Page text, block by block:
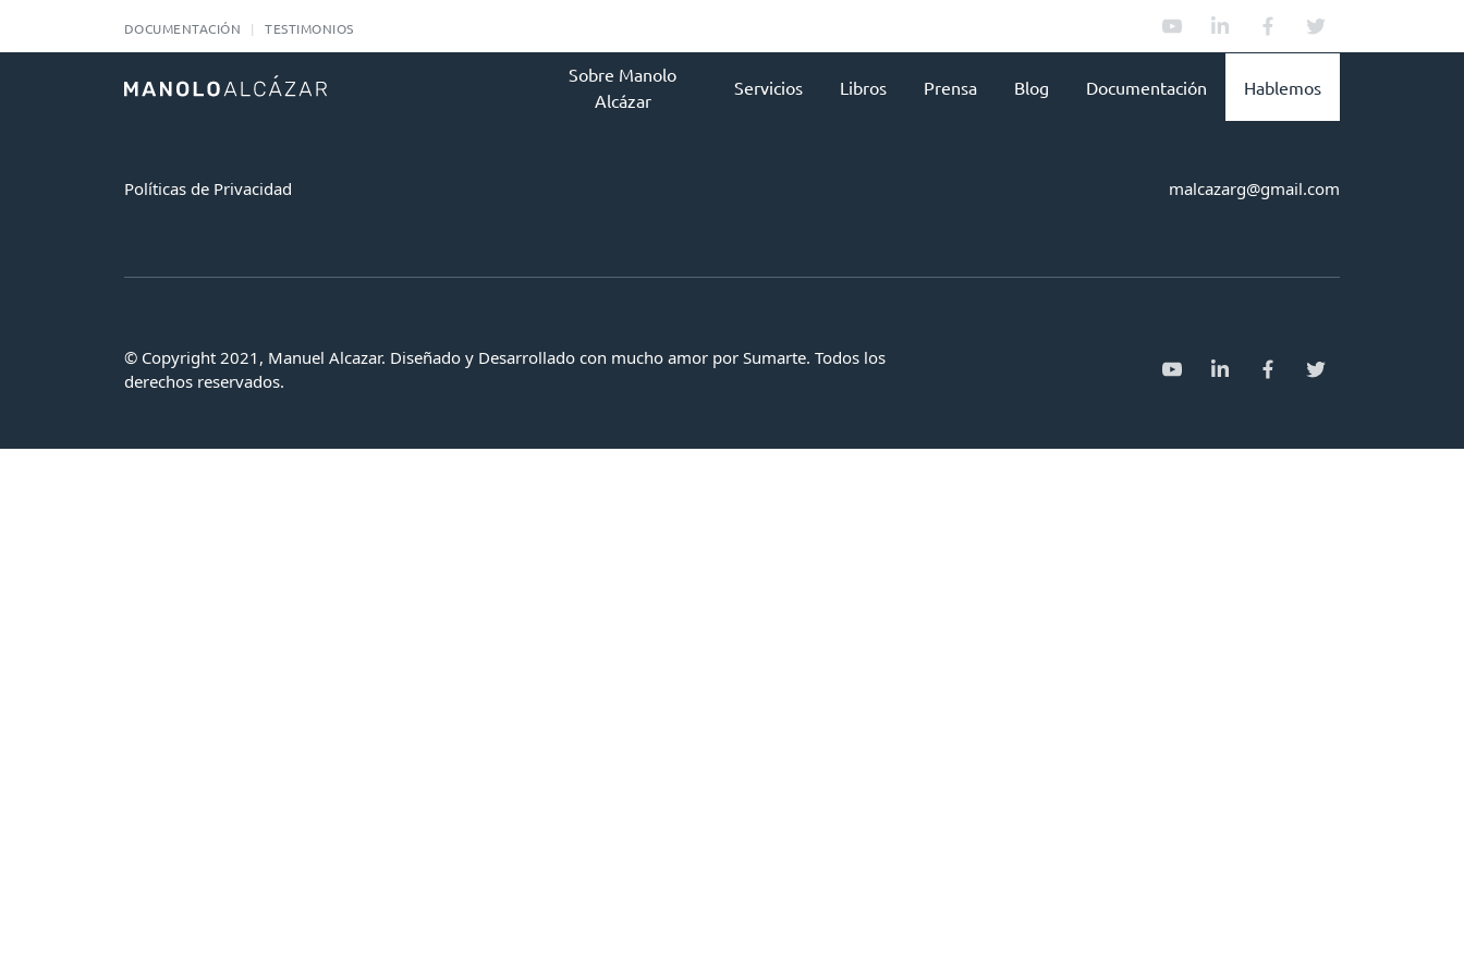
DOCUMENTACIÓN TESTIMONIOS
Sobre Manolo
Alcázar
Servicios Libros Prensa Blog Documentación Hablemos
Políticas de Privacidad malcazarg@gmail.com
© Copyright 2021, Manuel Alcazar. Diseñado y Desarrollado con mucho amor por Sumarte. Todos los
derechos reservados.